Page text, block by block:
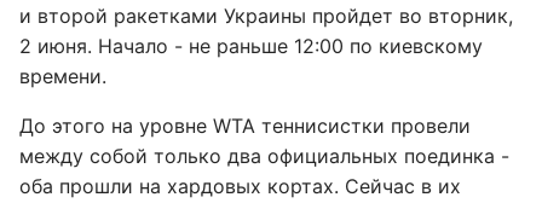
и второй ракетками Украины пройдет во вторник,
2 июня. Начало - не раньше 12:00 по киевскому
времени.
До этого на уровне WTA теннисистки провели
между собой только два официальных поединка -
оба прошли на хардовых кортах. Сейчас в их